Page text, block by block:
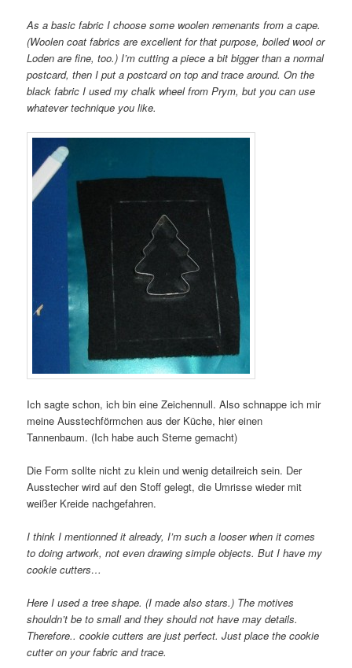
As a basic fabric I choose some woolen remenants from a cape.
(Woolen coat fabrics are excellent for that purpose, boiled wool or
Loden are fine, too.) I’m cutting a piece a bit bigger than a normal
postcard, then I put a postcard on top and trace around. On the
black fabric I used my chalk wheel from Prym, but you can use
whatever technique you like.
Ich sagte schon, ich bin eine Zeichennull. Also schnappe ich mir
meine Ausstechförmchen aus der Küche, hier einen
Tannenbaum. (Ich habe auch Sterne gemacht)
Die Form sollte nicht zu klein und wenig detailreich sein. Der
Ausstecher wird auf den Stoff gelegt, die Umrisse wieder mit
weißer Kreide nachgefahren.
I think I mentionned it already, I’m such a looser when it comes
to doing artwork, not even drawing simple objects. But I have my
cookie cutters…
Here I used a tree shape. (I made also stars.) The motives
shouldn’t be to small and they should not have may details.
Therefore.. cookie cutters are just perfect. Just place the cookie
cutter on your fabric and trace.